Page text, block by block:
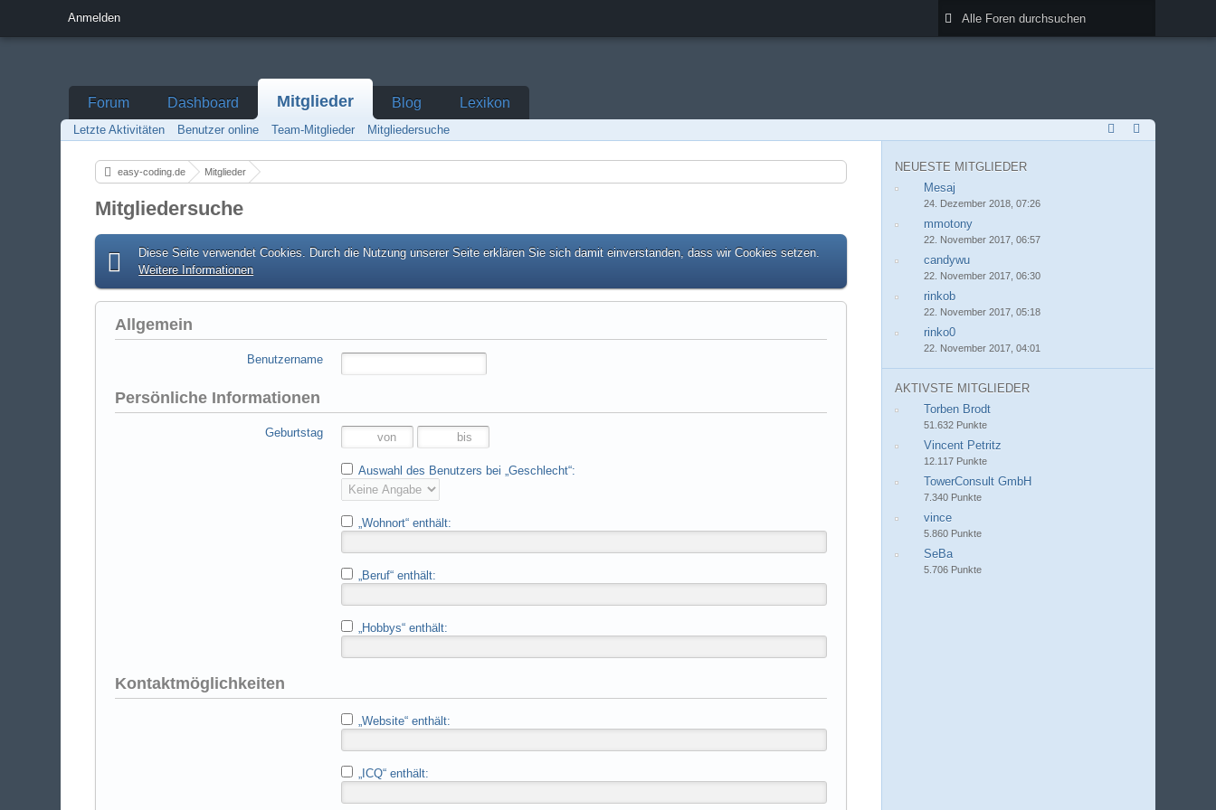
Anmelden
Forum Dashboard Mitglieder Blog Lexikon
Letzte Aktivitäten Benutzer online Team-Mitglieder Mitgliedersuche
easy-coding.de Mitglieder
Mitgliedersuche
Diese Seite verwendet Cookies. Durch die Nutzung unserer Seite erklären Sie sich damit einverstanden, dass wir Cookies setzen.
Weitere Informationen
Allgemein
Benutzername
Persönliche Informationen
Geburtstag
Auswahl des Benutzers bei „Geschlecht“:
„Wohnort“ enthält:
„Beruf“ enthält:
„Hobbys“ enthält:
Kontaktmöglichkeiten
„Website“ enthält:
„ICQ“ enthält:
NEUESTE MITGLIEDER
Mesaj
24. Dezember 2018, 07:26
mmotony
22. November 2017, 06:57
candywu
22. November 2017, 06:30
rinkob
22. November 2017, 05:18
rinko0
22. November 2017, 04:01
AKTIVSTE MITGLIEDER
Torben Brodt
51.632 Punkte
Vincent Petritz
12.117 Punkte
TowerConsult GmbH
7.340 Punkte
vince
5.860 Punkte
SeBa
5.706 Punkte